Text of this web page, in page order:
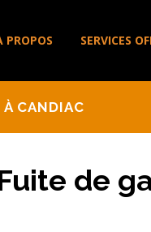
PROPOS SERVICES
À CANDIAC
de